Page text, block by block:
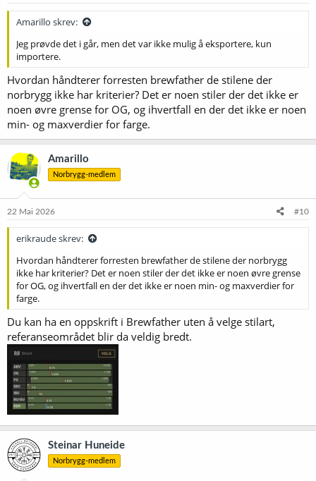
Amarillo skrev:
Jeg prøvde det i går, men det var ikke mulig å eksportere, kun
importere.
Hvordan håndterer forresten brewfather de stilene der
norbrygg ikke har kriterier? Det er noen stiler der det ikke er
noen øvre grense for OG, og ihvertfall en der det ikke er noen
min- og maxverdier for farge.
Amarillo
Norbrygg-medlem
22 Mai 2026 #10
erikraude skrev:
Hvordan håndterer forresten brewfather de stilene der norbrygg
ikke har kriterier? Det er noen stiler der det ikke er noen øvre grense
for OG, og ihvertfall en der det ikke er noen min- og maxverdier for
farge.
Du kan ha en oppskrift i Brewfather uten å velge stilart,
referanseområdet blir da veldig bredt.
Steinar Huneide
Norbrygg-medlem